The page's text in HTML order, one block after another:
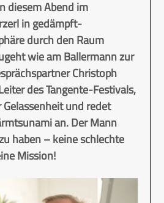
diesem Abend im
in gedämpft-
durch den Raum
wie am Ballermann zur
Christoph
des Tangente-Festivals,
und redet
an. Der Mann
haben – keine schlechte
Mission!